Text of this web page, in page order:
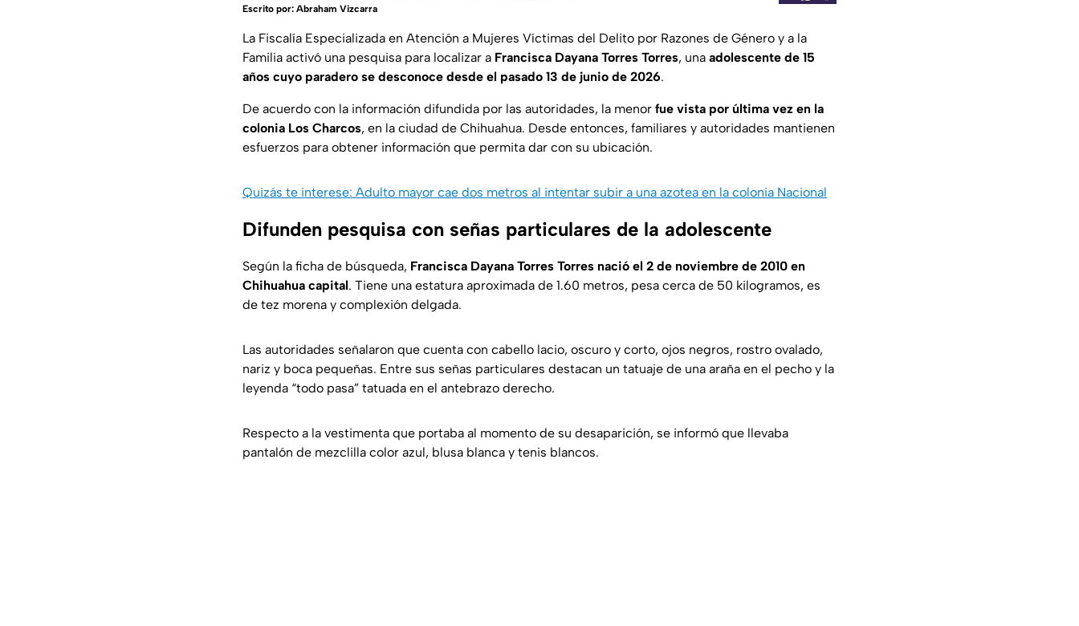
Escrito por: Abraham Vizcarra
La Fiscalía Especializada en Atención a Mujeres Víctimas del Delito por Razones de Género y a la
Familia activó una pesquisa para localizar a Francisca Dayana Torres Torres, una adolescente de 15
años cuyo paradero se desconoce desde el pasado 13 de junio de 2026.
De acuerdo con la información difundida por las autoridades, la menor fue vista por última vez en la
colonia Los Charcos, en la ciudad de Chihuahua. Desde entonces, familiares y autoridades mantienen
esfuerzos para obtener información que permita dar con su ubicación.
Quizás te interese: Adulto mayor cae dos metros al intentar subir a una azotea en la colonia Nacional
Difunden pesquisa con señas particulares de la adolescente
Según la ficha de búsqueda, Francisca Dayana Torres Torres nació el 2 de noviembre de 2010 en
Chihuahua capital. Tiene una estatura aproximada de 1.60 metros, pesa cerca de 50 kilogramos, es
de tez morena y complexión delgada.
Las autoridades señalaron que cuenta con cabello lacio, oscuro y corto, ojos negros, rostro ovalado,
nariz y boca pequeñas. Entre sus señas particulares destacan un tatuaje de una araña en el pecho y la
leyenda “todo pasa” tatuada en el antebrazo derecho.
Respecto a la vestimenta que portaba al momento de su desaparición, se informó que llevaba
pantalón de mezclilla color azul, blusa blanca y tenis blancos.